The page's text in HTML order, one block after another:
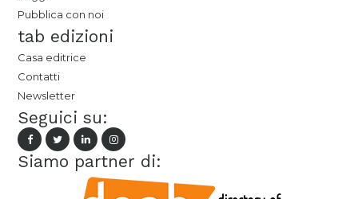
Pubblica con noi
tab edizioni
Casa editrice
Contatti
Newsletter
Seguici su:
Siamo partner di: